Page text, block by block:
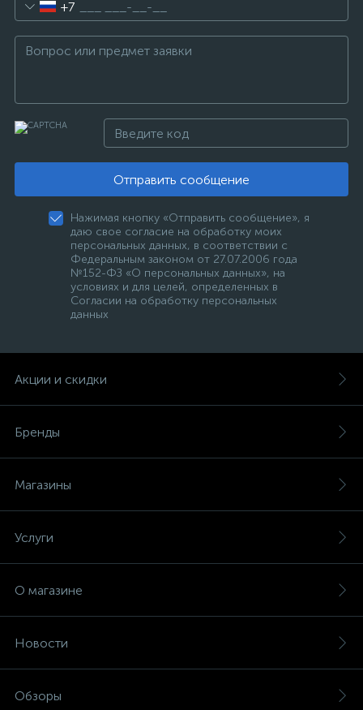
+7
Отправить сообщение
Нажимая кнопку «Отправить сообщение», я
даю свое согласие на обработку моих
персональных данных, в соответствии с
Федеральным законом от 27.07.2006 года
№152-ФЗ «О персональных данных», на
условиях и для целей, определенных в
Согласии на обработку персональных
данных
Акции и скидки
Бренды
Магазины
Услуги
О магазине
Новости
Обзоры